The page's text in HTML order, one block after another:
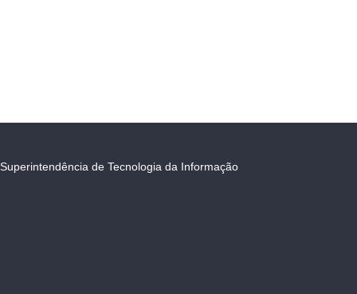
Superintendência de Tecnologia da Informação